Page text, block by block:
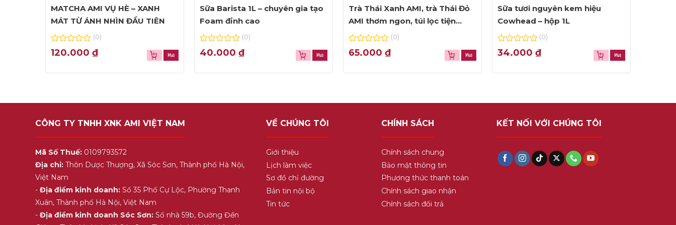
MATCHA AMI VỤ HÈ – XANH
MÁT TỪ ÁNH NHÌN ĐẦU TIÊN
0
out
5
(0)
120.000₫
Sữa Barista 1L – chuyên gia tạo
Foam đỉnh cao
0
out
5
(0)
40.000₫
Trà Thái Xanh AMI, trà Thái Đỏ
AMI thơm ngon, túi lọc tiện
dụng
0
out
5
(0)
65.000 ₫
Sữa tươi nguyên kem hiệu
Cowhead – hộp 1L
0
out
5
(0)
34.000 ₫
CÔNG TY TNHH XNK AMI VIỆT NAM
Mã Số Thuế: 0109793572
Địa chỉ: Thôn Dược Thượng, Xã Sóc Sơn, Thành phố Hà Nội,
Việt Nam
-Địa điểm kinh doanh: Số 35 Phố Cự Lộc, Phường Thanh
Xuân, Thành phố Hà Nội, Việt Nam
-Địa điểm kinh doanh Sóc Sơn: Số nhà 59b, Đường Đền
VỀ CHÚNG TÔI
Giới thiệu
Lịch làm việc
Sơ đồ chỉ đường
Bản tin nội bộ
Tin tức
CHÍNH SÁCH
Chính sách chung
Bảo mật thông tin
Phương thức thanh toán
Chính sách giao nhận
Chính sách đổi trả
KẾT NỐI VỚI CHÚNG TÔI